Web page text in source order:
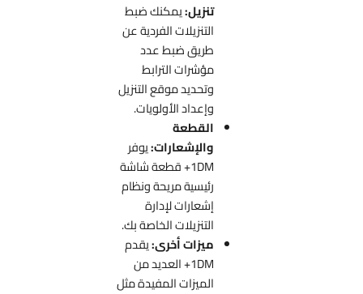
تنزيل:يمكنك ضبط
التنزيلات الفردية عن
طريق ضبط عدد
مؤشرات الترابط
وتحديد موقع التنزيل
وإعداد الأولويات.
القطعة
والإشعارات:يوفر
1DM+ قطعة شاشة
رئيسية مريحة ونظام
إشعارات لإدارة
التنزيلات الخاصة بك.
ميزات أخرى:يقدم
1DM+ العديد من
الميزات المفيدة مثل